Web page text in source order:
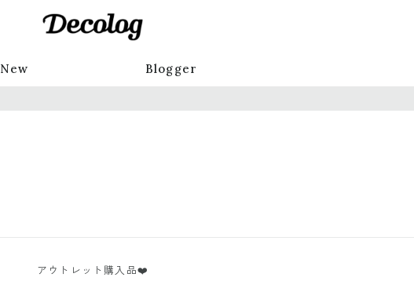
New Blogger
アウトレット購入品❤️